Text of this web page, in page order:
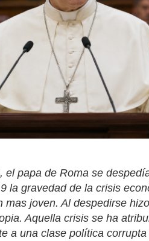
el papa de Roma se
la gravedad de la crisis
mas joven. Al despedirse
Aquella crisis se ha
a una clase política